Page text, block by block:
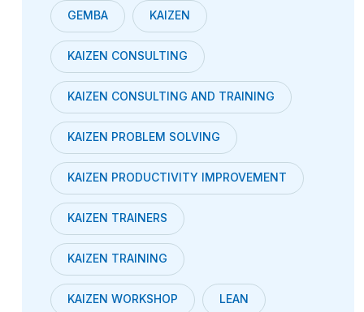
GEMBA KAIZEN
KAIZEN CONSULTING
KAIZEN CONSULTING AND TRAINING
KAIZEN PROBLEM SOLVING
KAIZEN PRODUCTIVITY IMPROVEMENT
KAIZEN TRAINERS
KAIZEN TRAINING
KAIZEN WORKSHOP LEAN